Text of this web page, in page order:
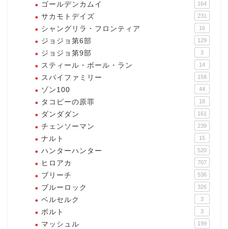
ゴールデンカムイ 164
サカモトデイズ 231
シャングリラ・フロンティア 16
ジョジョ第6部 129
ジョジョ第9部 3
スティール・ボール・ラン 14
スパイファミリー 158
ゾン100 44
タコピーの原罪 18
ダンダダン 161
チェンソーマン 239
ナルト 15
ハンターハンター 520
ヒロアカ 707
ブリーチ 536
ブルーロック 326
ベルセルク 3
ボルト 3
マッシュル 199